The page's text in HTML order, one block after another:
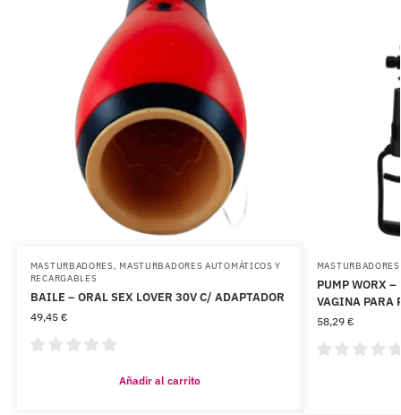
MASTURBADORES, MASTURBADORES AUTOMÁTICOS Y
RECARGABLES
BAILE – ORAL SEX LOVER 30V C/ ADAPTADOR
49,45 €
Añadir al carrito
MASTURBADORES
PUMP WORX –
VAGINA PARA
58,29 €